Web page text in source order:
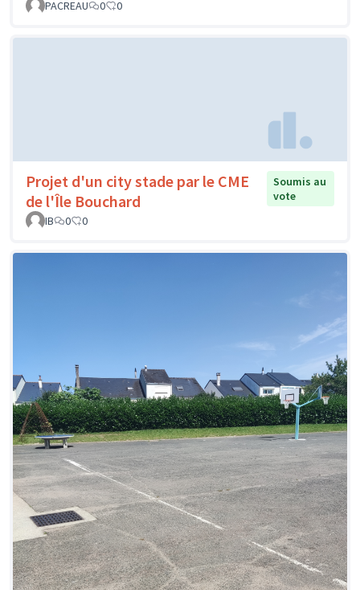
PACREAU
0 0
Projet d'un city stade par le CME
de l'Île Bouchard
Soumis au
vote
IB
0 0